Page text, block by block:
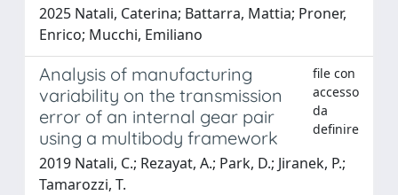
2025 Natali, Caterina; Battarra, Mattia; Proner,
Enrico; Mucchi, Emiliano
Analysis of manufacturing
variability on the transmission
error of an internal gear pair
using a multibody framework
file con
accesso
da
definire
2019 Natali, C.; Rezayat, A.; Park, D.; Jiranek, P.;
Tamarozzi, T.